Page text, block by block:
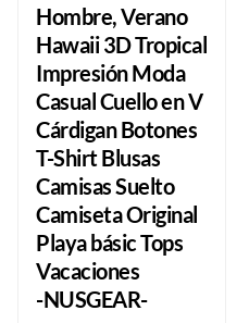
Hombre, Verano
Hawaii 3D Tropical
Impresión Moda
Casual Cuello en V
Cárdigan Botones
T-Shirt Blusas
Camisas Suelto
Camiseta Original
Playa básic Tops
Vacaciones
-NUSGEAR-